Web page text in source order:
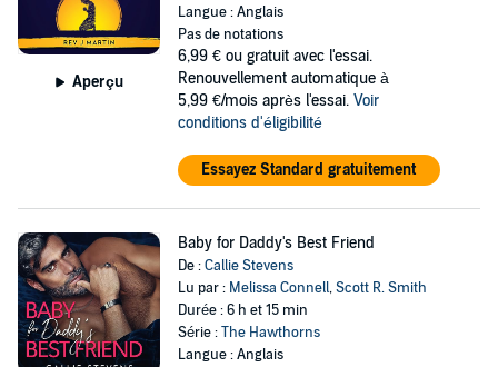
Aperçu
Langue : Anglais
Pas de notations
6,99 € ou gratuit avec l'essai.
Renouvellement automatique à
5,99 €/mois après l'essai. Voir
conditions d'éligibilité
Essayez Standard gratuitement
Baby for Daddy's Best Friend
De :Callie Stevens
Lu par : Melissa Connell,Scott R. Smith
Durée : 6 h et 15 min
Série :The Hawthorns
Langue : Anglais